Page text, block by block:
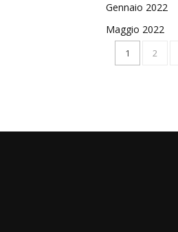
Gennaio 2022
Maggio 2022
1 2